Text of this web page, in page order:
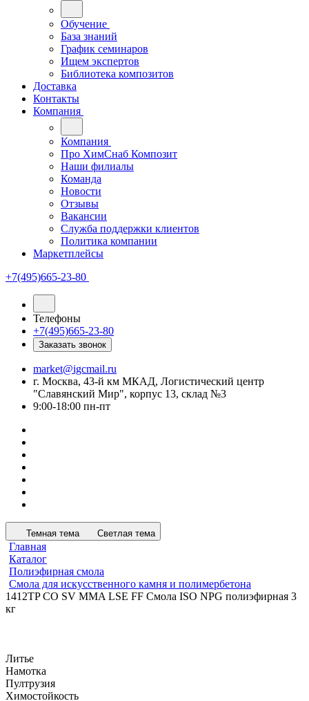
Обучение
База знаний
График семинаров
Ищем экспертов
Библиотека композитов
Доставка
Контакты
Компания
Компания
Про ХимСнаб Композит
Наши филиалы
Команда
Новости
Отзывы
Вакансии
Служба поддержки клиентов
Политика компании
Маркетплейсы
+7(495)665-23-80
Телефоны
+7(495)665-23-80
Заказать звонок
market@igcmail.ru
г. Москва, 43-й км МКАД, Логистический центр
"Славянский Мир", корпус 13, склад №3
9:00-18:00 пн-пт
Темная тема Светлая тема
Главная
Каталог
Полиэфирная смола
Смола для искусственного камня и полимербетона
1412TP CO SV MMA LSE FF Смола ISO NPG полиэфирная 3
кг
Литье
Намотка
Пултрузия
Химостойкость